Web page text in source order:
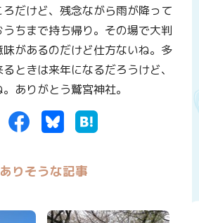
だけど、残念ながら雨が降って
ちまで持ち帰り。その場で大判
があるのだけど仕方ないね。多
ときは来年になるだろうけど、
ありがとう鷲宮神社。
TwitterFacebookBluesky
りそうな記事